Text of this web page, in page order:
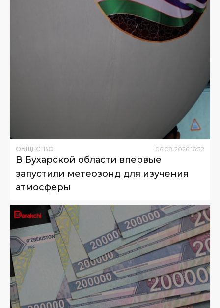
ОБЩЕСТВО 06 08 2026 16:32
В Бухарской области впервые
запустили метеозонд для изучения
атмосферы